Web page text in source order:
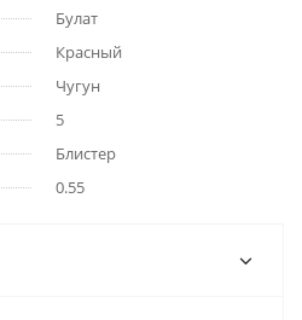
Булат
Красный
Чугун
5
Блистер
0.55